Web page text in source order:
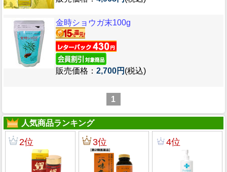
金時ショウガ末100g
販売価格： 2,700円 (税込)
1
人気商品ランキング